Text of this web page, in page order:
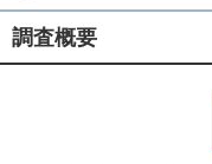
調査概要